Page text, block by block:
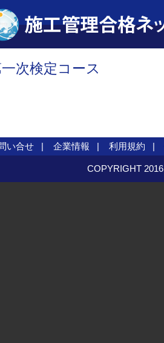
次検定コース
い合せ 企業情報 利用規約
COPYRIGHT 2016